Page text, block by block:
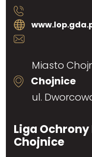
Miasto
Chojnice
ul.
Liga Ochrony
Chojnice